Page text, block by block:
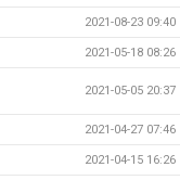
2021-08-23 09:40
2021-05-18 08:26
2021-05-05 20:37
2021-04-27 07:46
2021-04-15 16:26